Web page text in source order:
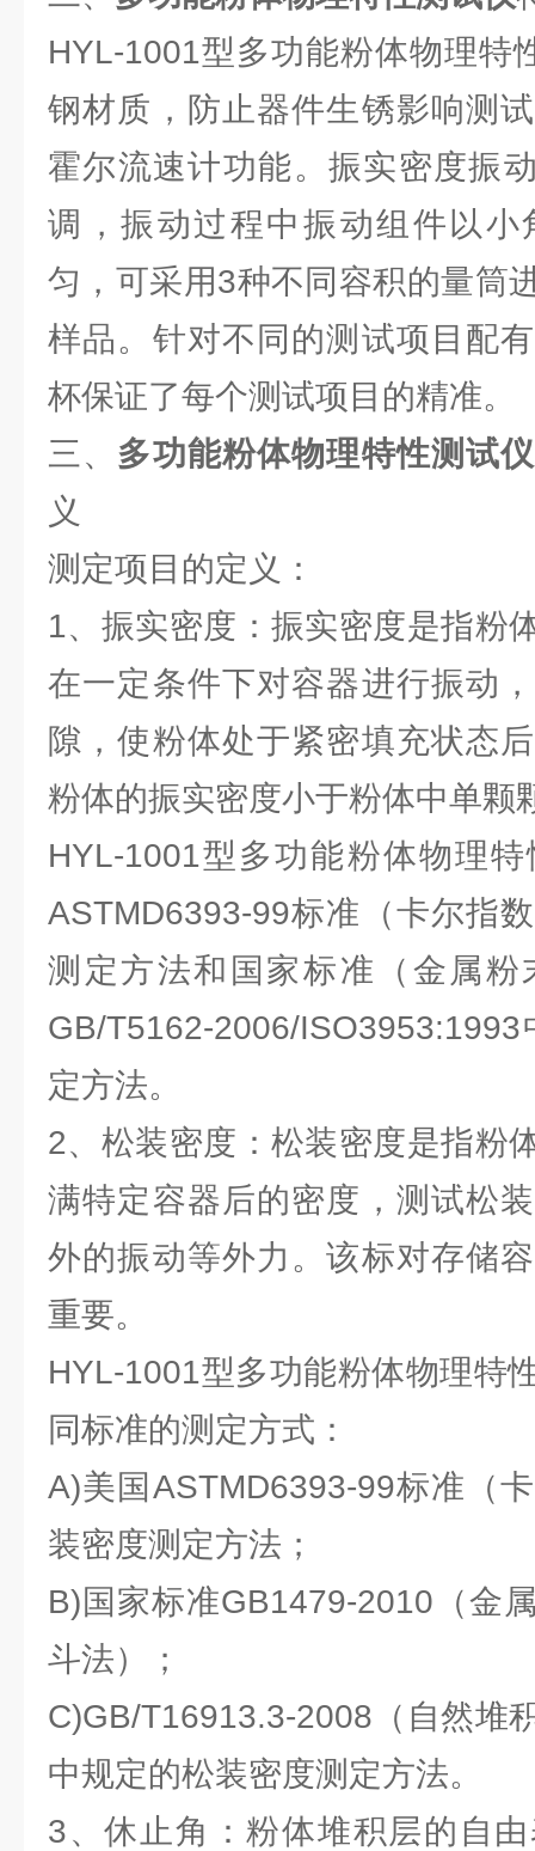
HYL-1001型多功能粉体物理特
钢材质，防止器件生锈影响测
霍尔流速计功能。振实密度振
调，振动过程中振动组件以小
匀，可采用3种不同容积的量筒
样品。针对不同的测试项目配
杯保证了每个测试项目的精准。
三、 多功能粉体物理特性测试仪
义
测定项目的定义：
1、振实密度：振实密度是指粉
在一定条件下对容器进行振动
隙，使粉体处于紧密填充状态
粉体的振实密度小于粉体中单颗
HYL-1001型多功能粉体物理
ASTMD6393-99标准（卡尔指
测定方法和国家标准（金属粉
GB/T5162-2006/
定方法。
2、松装密度：松装密度是指粉
满特定容器后的密度，测试松
外的振动等外力。该标对存储
重要。
HYL-1001型多功能粉体物理特
同标准的测定方式：
A)美国ASTMD6393-99标准（
装密度测定方法；
B)国家标准GB1479-2010（
斗法）；
C)GB/T16913.3-2008（自然堆
中规定的松装密度测定方法。
3、休止角：粉体堆积层的自